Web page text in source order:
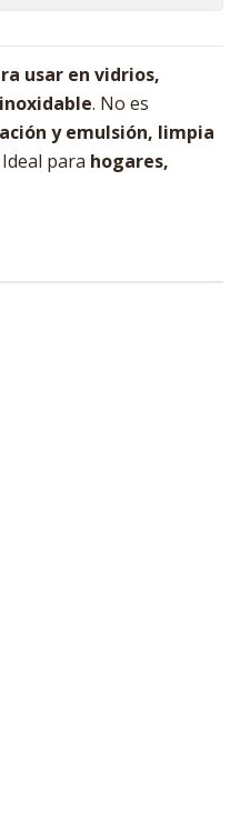
usar en vidrios,
. No es
y emulsión, limpia
Ideal para hogares,